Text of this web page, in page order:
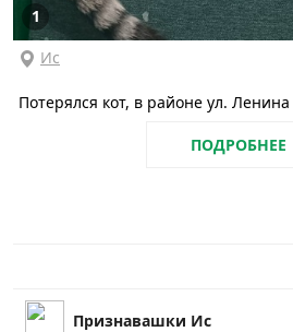
1
Ис
Потерялся кот, в районе ул.
ПОДРОБНЕЕ
Признавашки Ис